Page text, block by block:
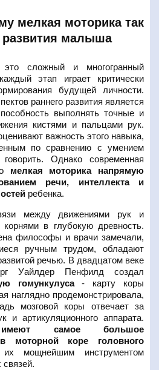
мелкая моторика так
малыша
сложный и многогранный
этап играет критически
будущей личности.
раннего развития является
выполнять точные и
кистями и пальцами рук.
важность этого навыка,
по сравнению с умением
Однако современная
мелкая моторика напрямую
речи, интеллекта и
ребенка.
между движениями рук и
корнями в глубокую древность.
философы и врачи замечали,
ручным трудом, обладают
речью. В двадцатом веке
Уайлдер Пенфилд создал
гомункулуса- карту коры
наглядно продемонстрировала,
мозговой коры отвечает за
и артикуляционного аппарата.
самое большое
в моторной коре головного
мощнейшим инструментом